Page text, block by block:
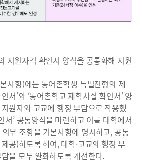
지원자격 확인서 양식을 공통화해 지원
사항)에는 농어촌학생 특별전형의 제
서’와 ‘농어촌학교 재학사실 확인서’ 양
원자와 고교에 행정 부담으로 작용했
서’ 공통양식을 마련하고 이를 대학에서
무 조항을 기본사항에 명시하고, 공통
공)하도록 해여, 대학·고교의 행정 부
을 모두 완화하도록 개선한다.